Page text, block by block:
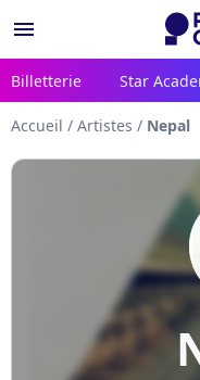
menu
Billetterie Star
Accueil / Artistes / Nepal